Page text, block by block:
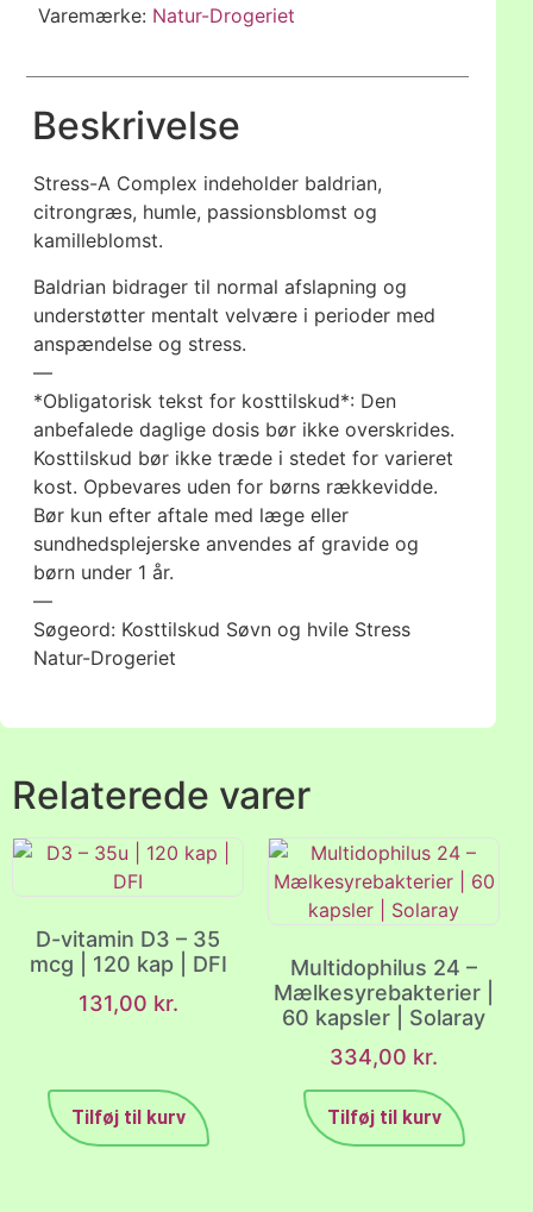
Varemærke: Natur-Drogeriet
Beskrivelse
Stress-A Complex indeholder baldrian,
citrongræs, humle, passionsblomst og
kamilleblomst.
Baldrian bidrager til normal afslapning og
understøtter mentalt velvære i perioder med
anspændelse og stress.
—
*Obligatorisk tekst for kosttilskud*: Den
anbefalede daglige dosis bør ikke overskrides.
Kosttilskud bør ikke træde i stedet for varieret
kost. Opbevares uden for børns rækkevidde.
Bør kun efter aftale med læge eller
sundhedsplejerske anvendes af gravide og
børn under 1 år.
—
Søgeord: Kosttilskud Søvn og hvile Stress
Natur-Drogeriet
Relaterede varer
D-vitamin D3 – 35
mcg | 120 kap | DFI
131,00 kr.
Tilføj til kurv
Multidophilus 24 –
Mælkesyrebakterier |
60 kapsler | Solaray
334,00 kr.
Tilføj til kurv